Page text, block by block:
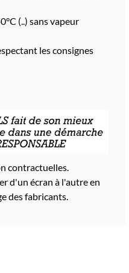
(..) sans vapeur
les consignes
contractuelles.
d'un écran à l'autre en
des fabricants.